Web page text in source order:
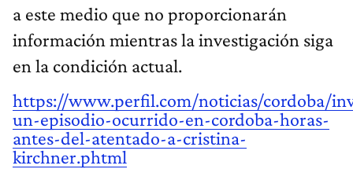
a este medio que no proporcionarán
información mientras la investigación siga
en la condición actual.
https://www.perfil.com/noticias/cordoba/
un-episodio-ocurrido-en-cordoba-horas-
antes-del-atentado-a-cristina-
kirchner.phtml